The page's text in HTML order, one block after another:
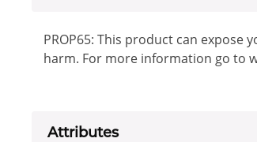
PROP65: This product can
harm. For more information go to
Attributes